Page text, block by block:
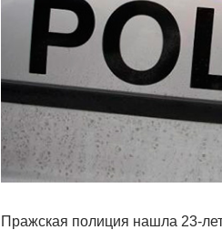
Пражская полиция нашла 23-